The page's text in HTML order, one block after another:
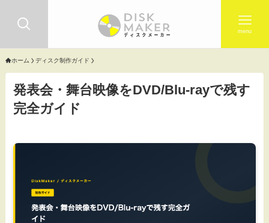
menu
ホーム ディスク制作ガイド
発表会・舞台映像をDVD/Blu-rayで残す
完全ガイド